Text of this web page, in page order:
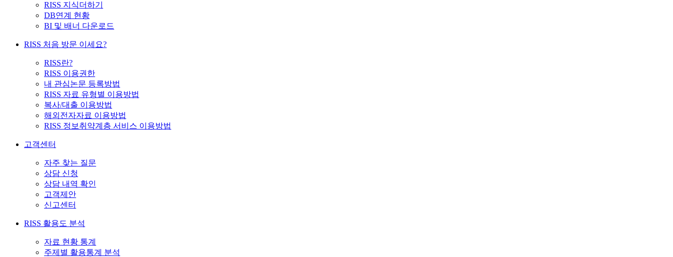
RISS 지식더하기
DB연계 현황
BI 및 배너 다운로드
RISS 처음 방문 이세요?
RISS란?
RISS 이용권한
내 관심논문 등록방법
RISS 자료 유형별 이용방법
복사/대출 이용방법
해외전자자료 이용방법
RISS 정보취약계층 서비스 이용방법
고객센터
자주 찾는 질문
상담 신청
상담 내역 확인
고객제안
신고센터
RISS 활용도 분석
자료 현황 통계
주제별 활용통계 분석